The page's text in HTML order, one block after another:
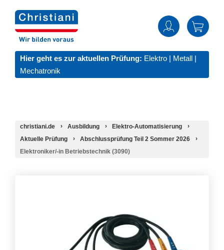
Hier geht es zur aktuellen Prüfung: Elektro | Metall |
Mechatronik
christiani.de Ausbildung
Elektro-Automatisierung
Aktuelle Prüfung
Abschlussprüfung Teil 2 Sommer 2026
Elektroniker/-in Betriebstechnik (3090)